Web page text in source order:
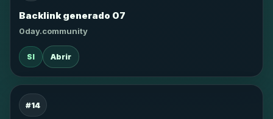
Backlink generado 07
0day.community
SI Abrir
#14